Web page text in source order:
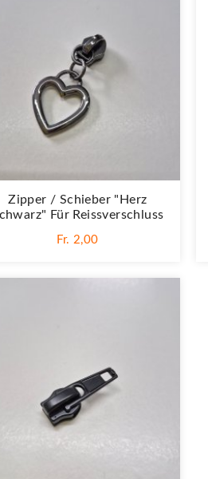
Zipper / Schieber "Herz
Für Reissverschluss
Fr. 2,00